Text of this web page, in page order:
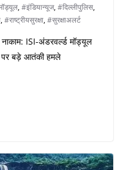
,#इंडियान्यूज,#दिल्लीपुलिस,
,#राष्ट्रीयसुरक्षा,#सुरक्षाअलर्ट
ISI-अंडरवर्ल्ड मॉड्यूल
पर बड़े आतंकी हमले